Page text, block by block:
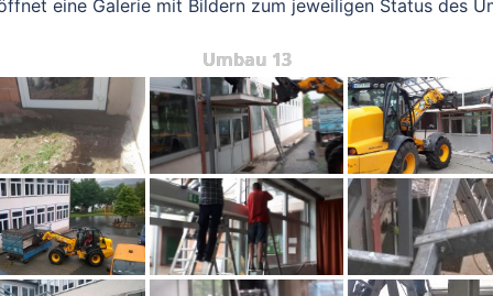
eine Galerie mit Bildern zum jeweiligen Status des
Umbau 13